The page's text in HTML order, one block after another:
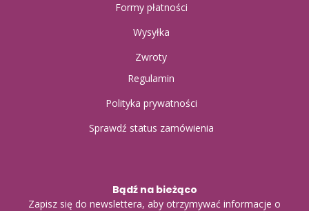
Formy płatności
Wysyłka
Zwroty
Regulamin
Polityka prywatności
Sprawdź status zamówienia
Bądź na bieżąco
Zapisz się do newslettera, aby otrzymywać informacje o